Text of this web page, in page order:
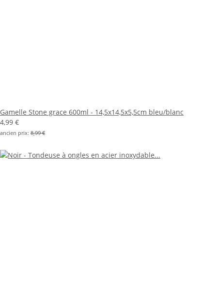
Gamelle Stone grace 600ml - 14,5x14,5x5,5cm bleu/blanc
4,99 €
ancien prix: 8,99 €